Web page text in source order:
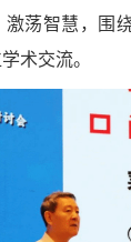
荡智慧，围
术交流。